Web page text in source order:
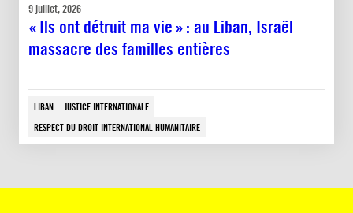
9 juillet, 2026
« Ils ont détruit ma vie » : au Liban, Israël
massacre des familles entières
LIBAN
JUSTICE INTERNATIONALE
RESPECT DU DROIT INTERNATIONAL HUMANITAIRE